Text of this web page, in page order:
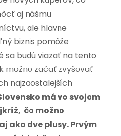
aj nášmu
ale hlavne
biznis pomôže
sa budú viazať na tento
možno začať zvyšovať
najzaostalejších
má vo svojom
čo možno
ako dve plusy. Prvým